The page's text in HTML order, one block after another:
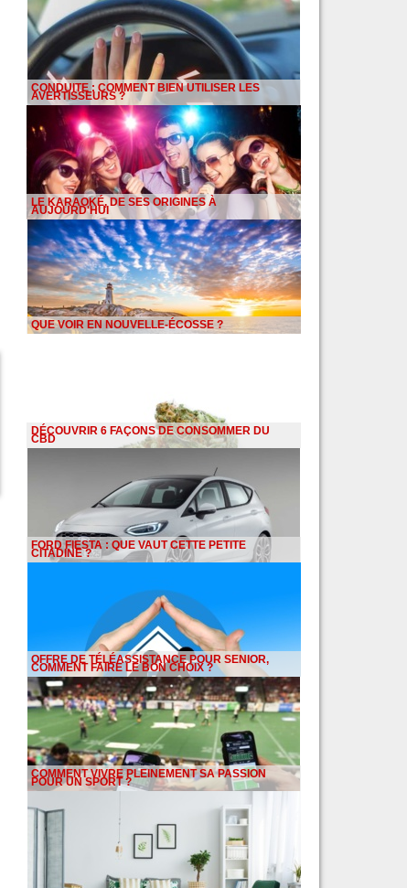
CONDUITE : COMMENT BIEN UTILISER LES
AVERTISSEURS ?
LE KARAOKÉ, DE SES ORIGINES À
AUJOURD'HUI
QUE VOIR EN NOUVELLE-ÉCOSSE ?
DÉCOUVRIR 6 FAÇONS DE CONSOMMER DU
CBD
FORD FIESTA : QUE VAUT CETTE PETITE
CITADINE ?
OFFRE DE TÉLÉASSISTANCE POUR SENIOR,
COMMENT FAIRE LE BON CHOIX ?
COMMENT VIVRE PLEINEMENT SA PASSION
POUR UN SPORT ?